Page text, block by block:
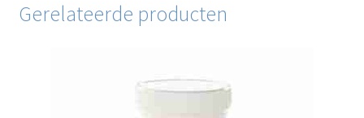
Gerelateerde producten